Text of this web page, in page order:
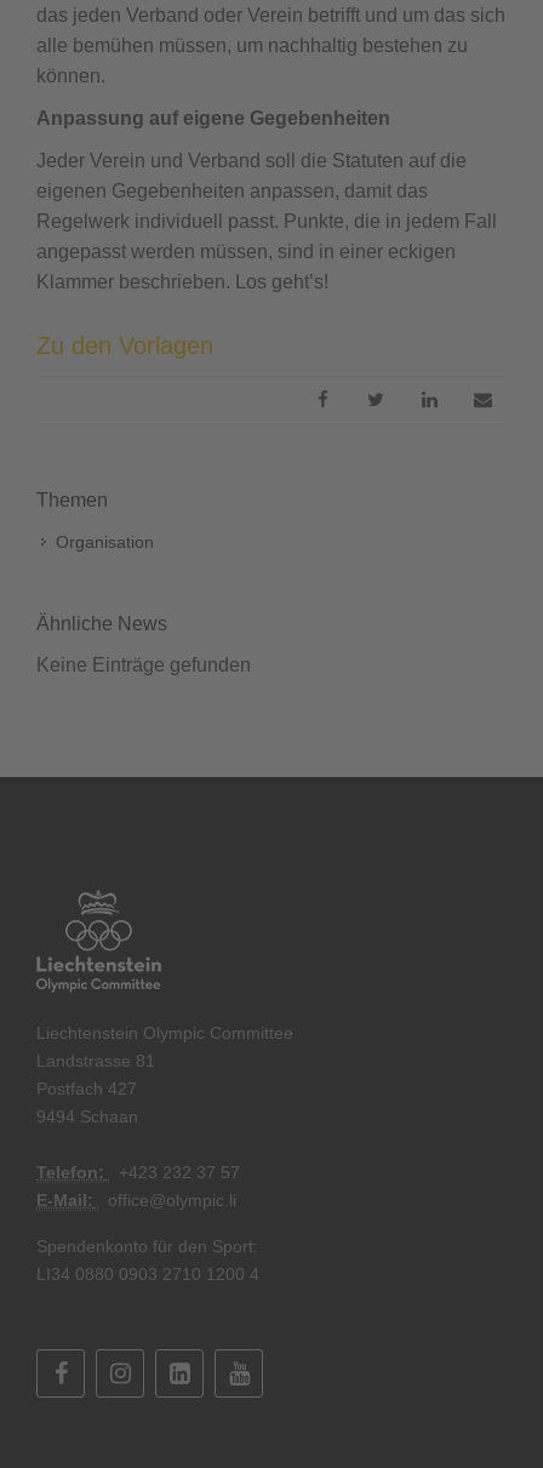
das jeden Verband oder Verein betrifft und um das sich
alle bemühen müssen, um nachhaltig bestehen zu
können.
Anpassung auf eigene Gegebenheiten
Jeder Verein und Verband soll die Statuten auf die
eigenen Gegebenheiten anpassen, damit das
Regelwerk individuell passt. Punkte, die in jedem Fall
angepasst werden müssen, sind in einer eckigen
Klammer beschrieben. Los geht’s!
Zu den Vorlagen
Themen
Organisation
Ähnliche News
Keine Einträge gefunden
Liechtenstein Olympic Committee
Landstrasse 81
Postfach 427
9494 Schaan
Telefon: +423 232 37 57
E-Mail:
office@olympic.li
Spendenkonto für den Sport:
LI34 0880 0903 2710 1200 4